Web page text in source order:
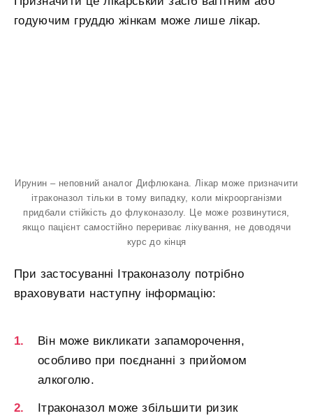
годуючим груддю жінкам може лише лікар.
Ирунин – неповний аналог Дифлюкана. Лікар може призначити
ітраконазол тільки в тому випадку, коли мікроорганізми
придбали стійкість до флуконазолу. Це може розвинутися,
якщо пацієнт самостійно перериває лікування, не доводячи
курс до кінця
При застосуванні Ітраконазолу потрібно
враховувати наступну інформацію:
Він може викликати запаморочення,
особливо при поєднанні з прийомом
алкоголю.
Ітраконазол може збільшити ризик